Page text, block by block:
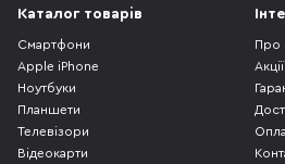
Каталог товарів
Смартфони
Apple iPhone
Ноутбуки
Планшети
Телевізори
Відеокарти
Про
Акції